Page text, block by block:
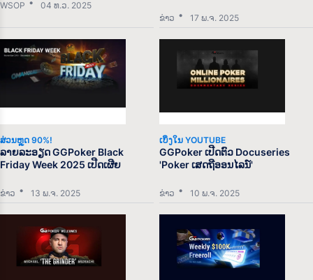
WSOP 04 ທ.ວ. 2025
ຂ່າວ 17 ພ.ຈ. 2025
ສ່ວນຫຼຸດ 90%!
ລາຍລະອຽດ GGPoker Black
Friday Week 2025 ເປີດເຜີຍ
ຂ່າວ 13 ພ.ຈ. 2025
ເບິ່ງໃນ YOUTUBE
GGPoker ເປີດຕົວ Docuseries
'Poker ເສດຖີອອນໄລນ໌'
ຂ່າວ 10 ພ.ຈ. 2025